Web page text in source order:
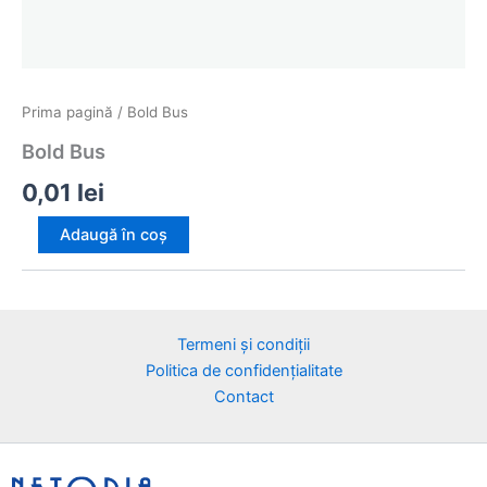
Prima pagină / Bold Bus
Bold Bus
0,01 lei
Cantitate
Bus
Adaugă în coș
Termeni și condiții
Politica de confidențialitate
Contact